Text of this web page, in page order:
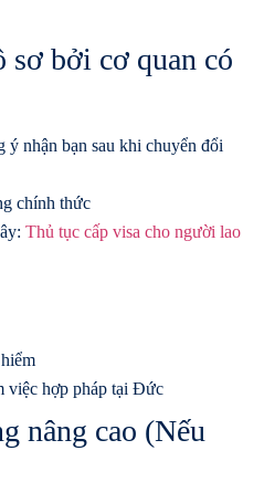
bởi cơ quan có
ý nhận bạn sau khi chuyển đổi
chính thức
Thủ tục cấp visa cho người lao
việc hợp pháp tại Đức
nâng cao (Nếu